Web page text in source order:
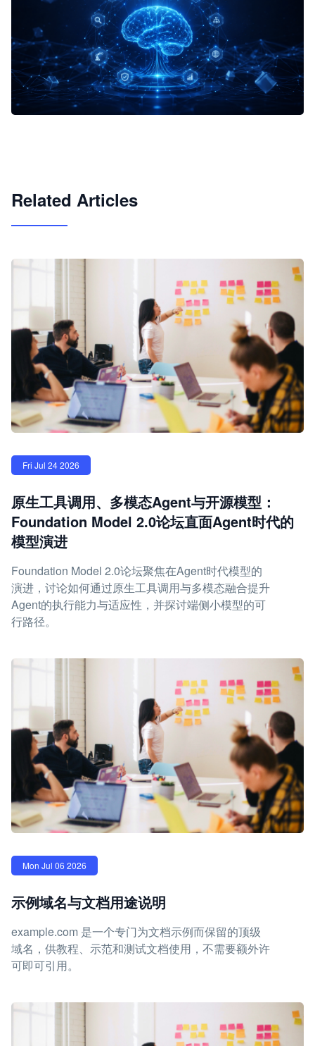
Related Articles
Fri Jul 24 2026
原生工具调用、多模态Agent与开源模型：
Foundation Model 2.0论坛直面Agent时代的
模型演进
Foundation Model 2.0论坛聚焦在Agent时代模型的
演进，讨论如何通过原生工具调用与多模态融合提升
Agent的执行能力与适应性，并探讨端侧小模型的可
行路径。
Mon Jul 06 2026
示例域名与文档用途说明
example.com 是一个专门为文档示例而保留的顶级
域名，供教程、示范和测试文档使用，不需要额外许
可即可引用。